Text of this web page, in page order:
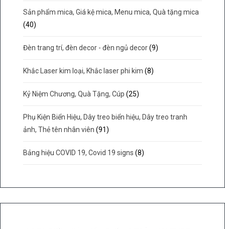
Sản phẩm mica, Giá kệ mica, Menu mica, Quà tặng mica
(40)
Đèn trang trí, đèn decor - đèn ngủ decor (9)
Khắc Laser kim loại, Khắc laser phi kim (8)
Kỷ Niệm Chương, Quà Tặng, Cúp (25)
Phụ Kiện Biển Hiệu, Dây treo biển hiệu, Dây treo tranh
ảnh, Thẻ tên nhân viên (91)
Bảng hiệu COVID 19, Covid 19 signs (8)